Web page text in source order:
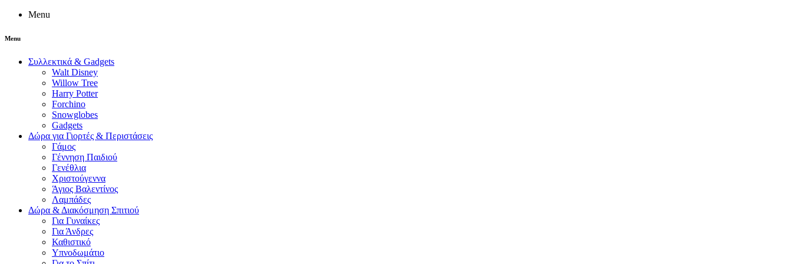
Menu
Menu
Συλλεκτικά & Gadgets
Walt Disney
Willow Tree
Harry Potter
Forchino
Snowglobes
Gadgets
Δώρα για Γιορτές & Περιστάσεις
Γάμος
Γέννηση Παιδιού
Γενέθλια
Χριστούγεννα
Άγιος Βαλεντίνος
Λαμπάδες
Δώρα & Διακόσμηση Σπιτιού
Για Γυναίκες
Για Άνδρες
Καθιστικό
Υπνοδωμάτιο